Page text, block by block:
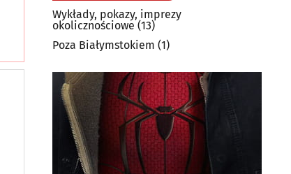
Wykłady, pokazy, imprezy
okolicznościowe (13)
Poza Białymstokiem (1)